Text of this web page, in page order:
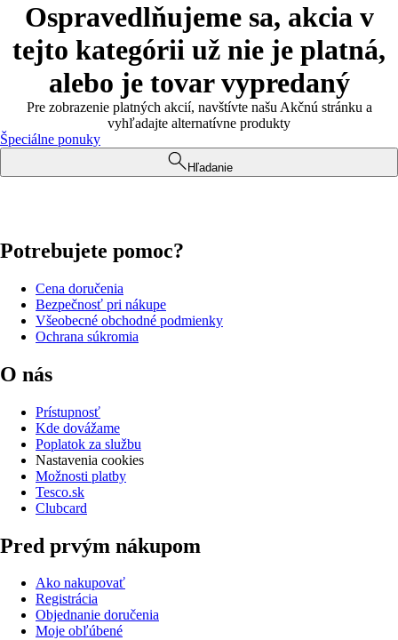
Ospravedlňujeme sa, akcia v
tejto kategórii už nie je platná,
alebo je tovar vypredaný
Pre zobrazenie platných akcií, navštívte našu Akčnú stránku a
vyhľadajte alternatívne produkty
Špeciálne ponuky
Hľadanie
Potrebujete pomoc?
Cena doručenia
Bezpečnosť pri nákupe
Všeobecné obchodné podmienky
Ochrana súkromia
O nás
Prístupnosť
Kde dovážame
Poplatok za službu
Nastavenia cookies
Možnosti platby
Tesco.sk
Clubcard
Pred prvým nákupom
Ako nakupovať
Registrácia
Objednanie doručenia
Moje obľúbené